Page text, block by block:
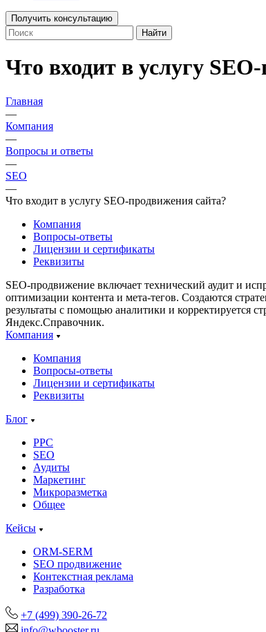
Получить консультацию
Найти
Что входит в услугу
Главная
—
Компания
—
Вопросы и ответы
—
SEO
—
Что входит в услугу SEO-продвижения сайта?
Компания
Вопросы-ответы
Лицензии и сертификаты
Реквизиты
SEO-продвижение включает технический аудит и
оптимизации контента и мета-тегов. Создаются
результаты с помощью аналитики и корректируется
Яндекс.Справочник.
Компания
Компания
Вопросы-ответы
Лицензии и сертификаты
Реквизиты
Блог
PPC
SEO
Аудиты
Маркетинг
Микроразметка
Общее
Кейсы
ORM-SERM
SEO продвижение
Контекстная реклама
Разработка
+7 (499) 390-26-72